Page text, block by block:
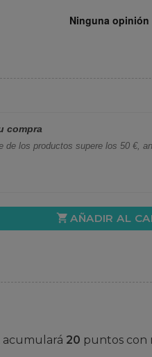
compra
de los productos supere los 50 €,
shopping_cart AÑADIR AL
20 puntos con